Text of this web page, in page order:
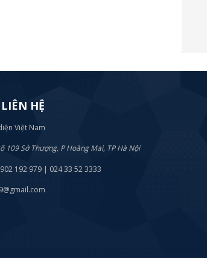
HỆ
Việt Nam
109 Sở Thượng, P Hoàng Mai, TP Hà Nội
192 979 | 024 33 52 3333